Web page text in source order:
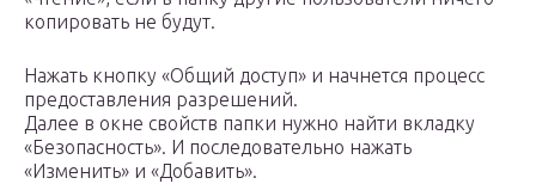
копировать не будут.
Нажать кнопку «Общий доступ» и начнется процесс
предоставления разрешений.
Далее в окне свойств папки нужно найти вкладку
«Безопасность». И последовательно нажать
«Изменить» и «Добавить».